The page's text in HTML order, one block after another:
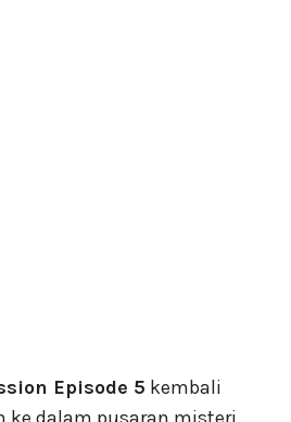
Episode 5 kembali